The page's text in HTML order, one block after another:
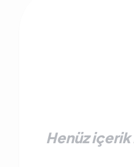
Henüz